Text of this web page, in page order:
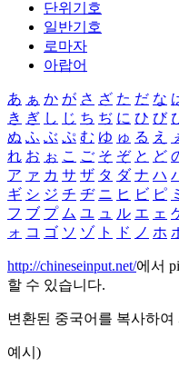
단위기호
일반기호
로마자
아랍어
あ ぁ か が さ ざ た だ な
き ぎ し じ ち ぢ に ひ び
ぬ ふ ぶ ぷ む ゆ ゅ る え
れ お ぉ こ ご そ ぞ と ど
ア ァ カ サ ザ タ ダ ナ ハ
ギ シ ジ チ ヂ ニ ヒ ビ ピ
フ ブ プ ム ユ ュ ル エ ェ
ォ コ ゴ ソ ゾ ト ド ノ ホ
http://chineseinput.net/에서
할 수 있습니다.
변환된 중국어를 복사하
예시)